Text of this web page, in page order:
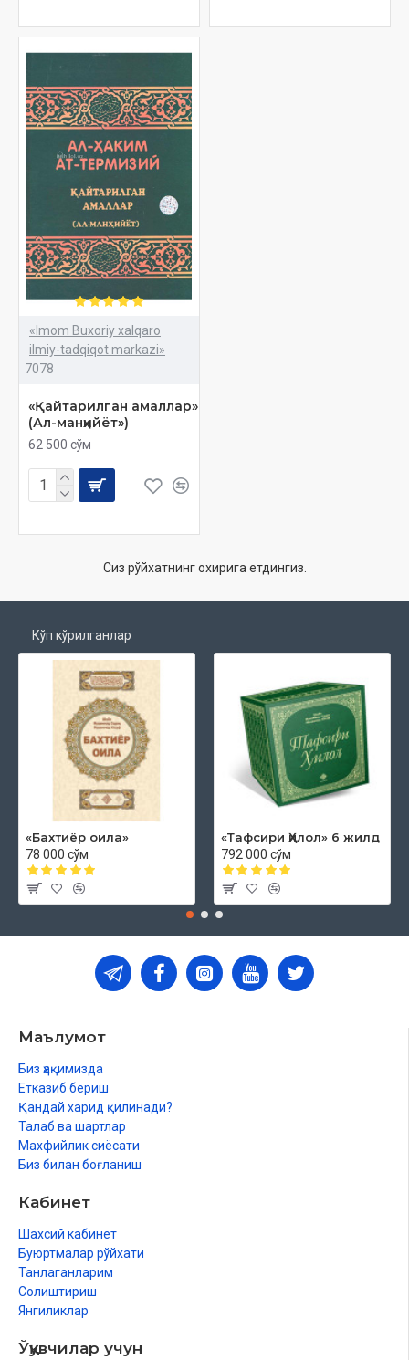
«Imom Buxoriy xalqaro
ilmiy-tadqiqot markazi»
7078
«Қайтарилган амаллар»
(Ал-манҳийёт»)
62 500 сўм
Сиз рўйхатнинг охирига етдингиз.
Кўп кўрилганлар
«Бахтиёр оила»
78 000 сўм
«Тафсири Ҳилол» 6 жилд
792 000 сўм
Маълумот
Биз ҳақимизда
Етказиб бериш
Қандай харид қилинади?
Талаб ва шартлар
Махфийлик сиёсати
Биз билан боғланиш
Кабинет
Шахсий кабинет
Буюртмалар рўйхати
Танлаганларим
Солиштириш
Янгиликлар
Ўқувчилар учун